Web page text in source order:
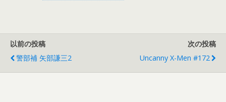
以前の投稿
警部補 矢部謙三2
次の投稿
Uncanny X-Men #172